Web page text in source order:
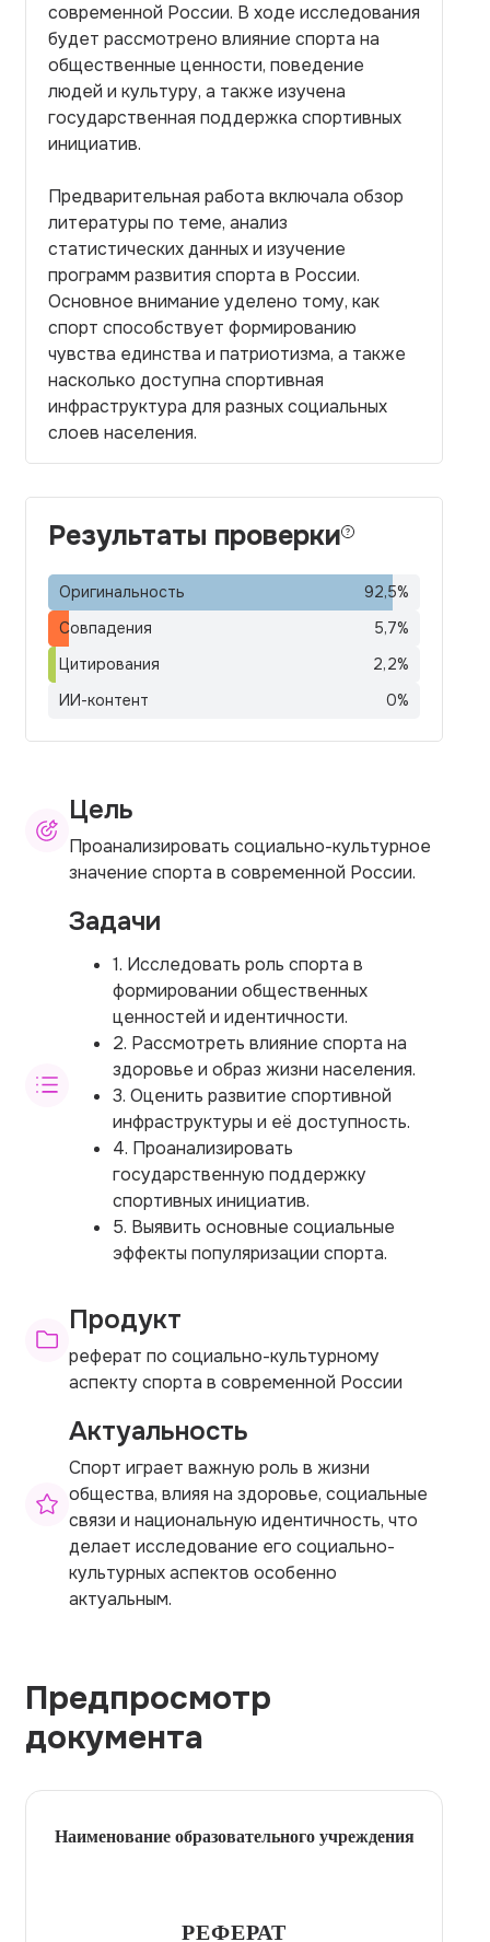
современной России. В ходе исследования
будет рассмотрено влияние спорта на
общественные ценности, поведение
людей и культуру, а также изучена
государственная поддержка спортивных
инициатив.
Предварительная работа включала обзор
литературы по теме, анализ
статистических данных и изучение
программ развития спорта в России.
Основное внимание уделено тому, как
спорт способствует формированию
чувства единства и патриотизма, а также
насколько доступна спортивная
инфраструктура для разных социальных
слоев населения.
Результаты проверки
Оригинальность 92,5%
Совпадения
5,7%
Цитирования
2,2%
ИИ-контент
0%
Цель
Проанализировать социально-культурное
значение спорта в современной России.
Задачи
1. Исследовать роль спорта в
формировании общественных
ценностей и идентичности.
2. Рассмотреть влияние спорта на
здоровье и образ жизни населения.
3. Оценить развитие спортивной
инфраструктуры и её доступность.
4. Проанализировать
государственную поддержку
спортивных инициатив.
5. Выявить основные социальные
эффекты популяризации спорта.
Продукт
реферат по социально-культурному
аспекту спорта в современной России
Актуальность
Спорт играет важную роль в жизни
общества, влияя на здоровье, социальные
связи и национальную идентичность, что
делает исследование его социально-
культурных аспектов особенно
актуальным.
Предпросмотр
документа
Наименование образовательного учреждения
РЕФЕРАТ